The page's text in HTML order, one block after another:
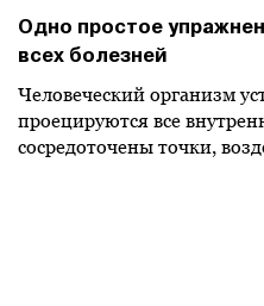
Одно простое
всех болезней
Человеческий организм
проецируются все
сосредоточены точки,